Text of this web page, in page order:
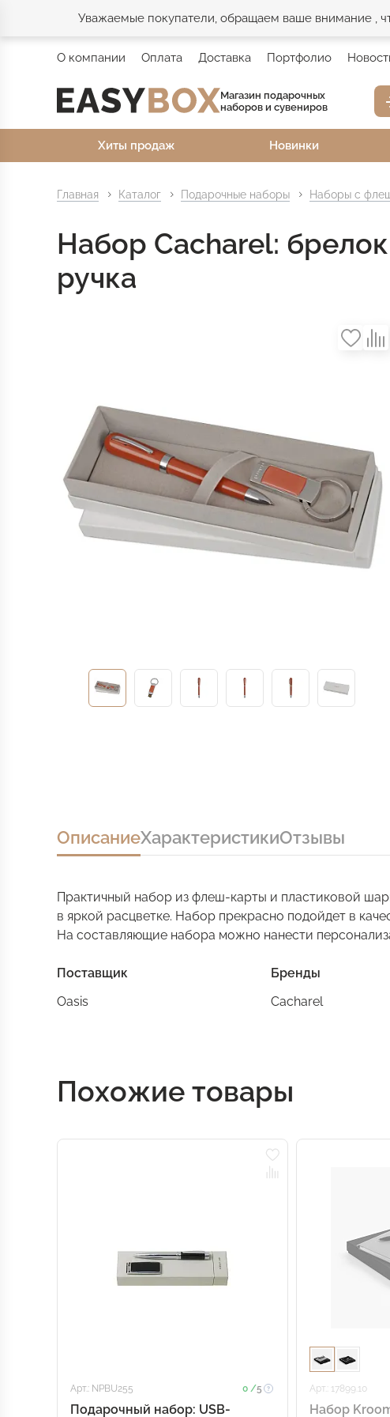
Уважаемые покупатели, обращаем ваше внимание ,
О компании Оплата Доставка Портфолио
Магазин подарочных
наборов и сувениров
Хиты продаж Новинки
Главная Каталог Подарочные наборы Наборы с
Набор Cacharel:
ручка
ОписаниеХарактеристикиОтзывы
Практичный набор из флеш-карты и пластиковой
в яркой расцветке. Набор прекрасно подойдет в
На составляющие набора можно нанести
Поставщик
Oasis
Бренды
Cacharel
Похожие товары
Арт.: NPBU255 0 /5
Подарочный набор: USB-
Арт.: 17899.10
Набор